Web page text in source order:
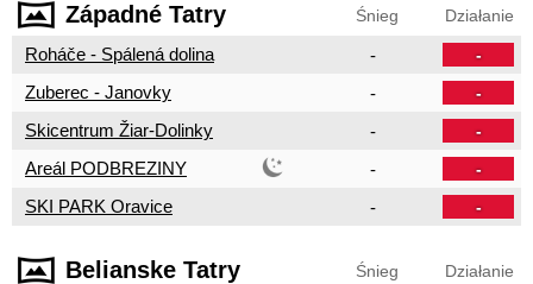
Západné Tatry Śnieg Działanie
Roháče - Spálená dolina - -
Zuberec - Janovky - -
Skicentrum Žiar-Dolinky - -
Areál PODBREZINY - -
SKI PARK Oravice - -
Belianske Tatry Śnieg Działanie